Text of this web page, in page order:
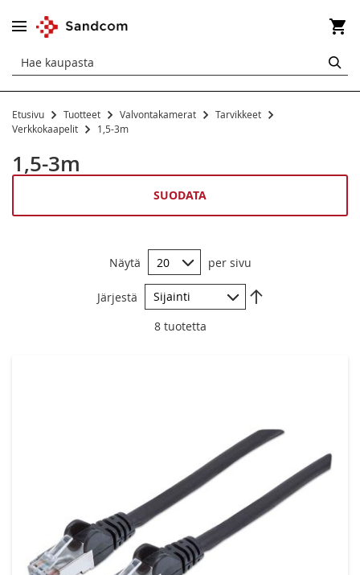
Etusivu Tuotteet Valvontakamerat
Tarvikkeet
Verkkokaapelit
1,5-3m
1,5-3m
8tuotetta
Näytä per sivu
Järjestä
Verkkokaapelit
0,25-1m
5-7,5m
SUODATA